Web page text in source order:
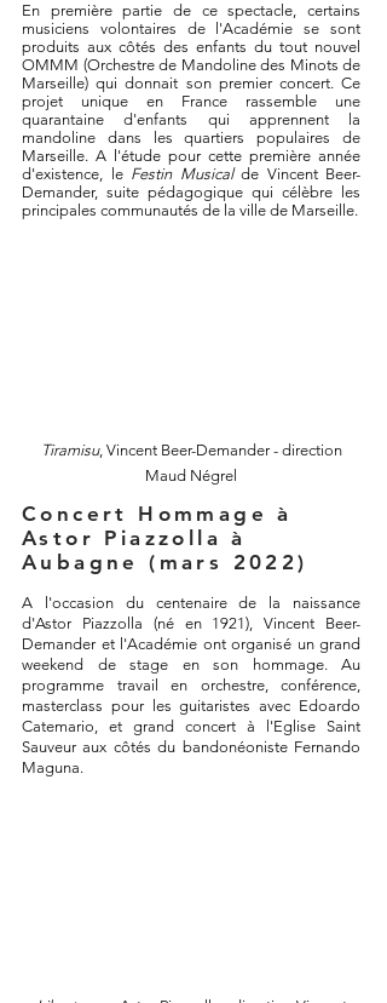
En première partie de ce spectacle, certains
musiciens volontaires de l'Académie se sont
produits aux côtés des enfants du tout nouvel
OMMM (Orchestre de Mandoline des Minots de
Marseille) qui donnait son premier concert. Ce
projet unique en France rassemble une
quarantaine d'enfants qui apprennent la
mandoline dans les quartiers populaires de
Marseille. A l'étude pour cette première année
d'existence, le Festin Musicalde Vincent Beer-
Demander, suite pédagogique qui célèbre les
principales communautés de la ville de Marseille.
Concert Hommage à
Astor Piazzolla à
Aubagne (mars 2022)
Tiramisu, Vincent Beer-Demander - direction
Maud Négrel
A l'occasion du centenaire de la naissance
d'Astor Piazzolla (né en 1921), Vincent Beer-
Demander et l'Académie ont organisé un grand
weekend de stage en son hommage. Au
programme travail en orchestre, conférence,
masterclass pour les guitaristes avec Edoardo
Catemario, et grand concert à l'Eglise Saint
Sauveur aux côtés du bandonéoniste Fernando
Maguna.